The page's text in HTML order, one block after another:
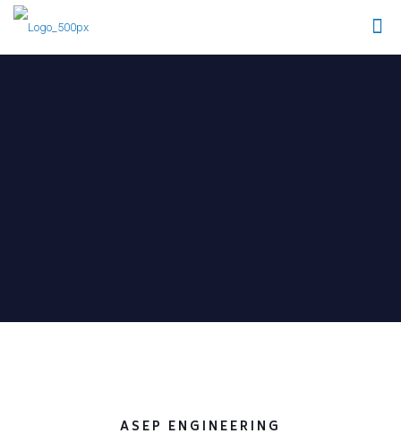
ASEP ENGINEERING